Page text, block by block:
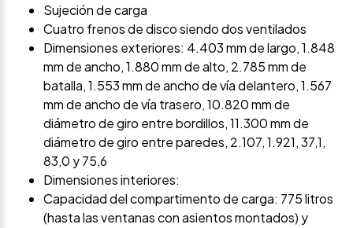
Sujeción de carga
Cuatro frenos de disco siendo dos ventilados
Dimensiones exteriores: 4.403 mm de largo, 1.848
mm de ancho, 1.880 mm de alto, 2.785 mm de
batalla, 1.553 mm de ancho de vía delantero, 1.567
mm de ancho de vía trasero, 10.820 mm de
diámetro de giro entre bordillos, 11.300 mm de
diámetro de giro entre paredes, 2.107, 1.921, 37,1,
83,0 y 75,6
Dimensiones interiores:
Capacidad del compartimento de carga: 775 litros
(hasta las ventanas con asientos montados) y